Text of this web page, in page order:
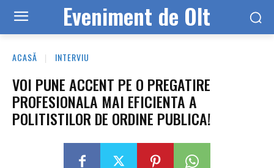
Eveniment de Olt
ACASĂ INTERVIU
VOI PUNE ACCENT PE O PREGATIRE
PROFESIONALA MAI EFICIENTA A
POLITISTILOR DE ORDINE PUBLICA!